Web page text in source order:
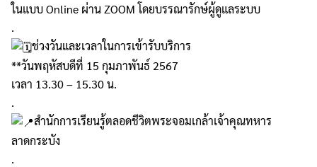
ในแบบ Online ผ่าน ZOOM โดยบรรณารักษ์ผู้ดูแลระบบ
.
ช่วงวันและเวลาในการเข้ารับบริการ
**วันพฤหัสบดีที่ 15 กุมภาพันธ์ 2567
เวลา 13.30 – 15.30 น.
.
สำนักการเรียนรู้ตลอดชีวิตพระจอมเกล้าเจ้าคุณทหาร
ลาดกระบัง
.